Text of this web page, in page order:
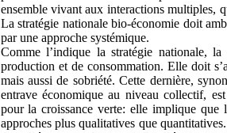
ensemble vivant aux interactions multiples,
La stratégie nationale bio-économie doit
par une approche systémique.
Comme l’indique la stratégie nationale,
production et de consommation. Elle doit
mais aussi de sobriété. Cette dernière,
entrave économique au niveau collectif,
pour la croissance verte: elle implique que
approches plus qualitatives que